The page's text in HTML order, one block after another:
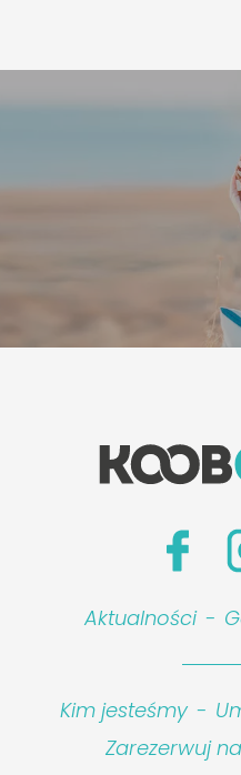
Aktualności -
Kim jesteśmy -
Zarezerwuj